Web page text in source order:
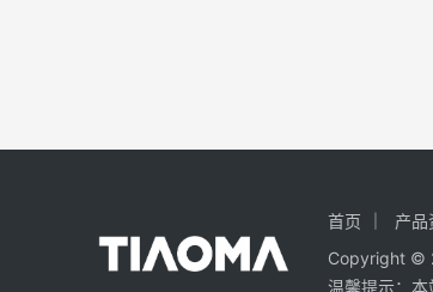
首页 产品
Copyright ©
温馨提示：本